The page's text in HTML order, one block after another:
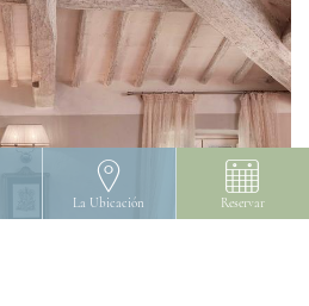
La Ubicación Reservar